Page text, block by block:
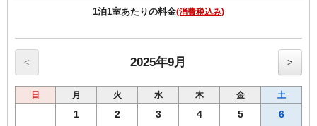
1泊1室あたりの料金(消費税込み)
< 2025年9月 >
日 月 火 水 木 金 土
1 2 3 4 5 6